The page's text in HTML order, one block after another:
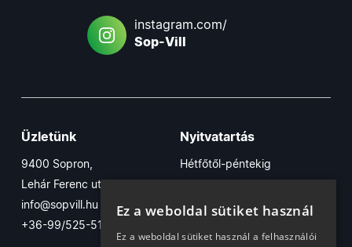
instagram.com/
Sop-Vill
Üzletünk
9400 Sopron,
Lehár Ferenc utca 17/B
info@sopvill.hu
+36-99/525-515
Nyitvatartás
Hétfőtől-péntekig
7:30-16:30
Szombaton
Ez a weboldal sütiket használ
Ez a weboldal sütiket használ a felhasználói